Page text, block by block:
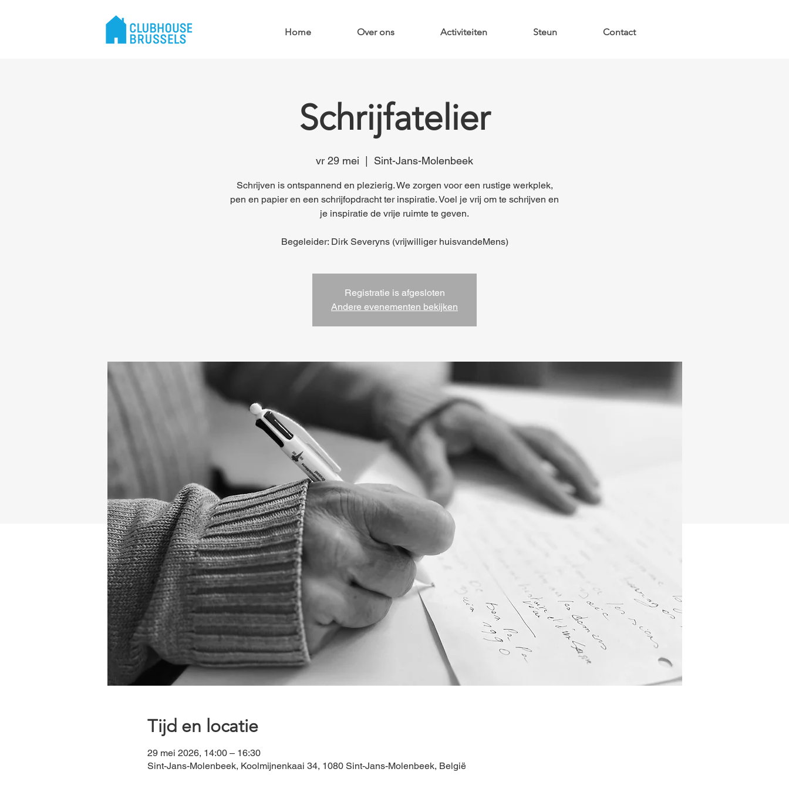
Home Over ons Activiteiten Steun Contact
Schrijfatelier
vr 29 mei Sint-Jans-Molenbeek
Schrijven is ontspannend en plezierig. We zorgen voor een rustige werkplek,
pen en papier en een schrijfopdracht ter inspiratie. Voel je vrij om te schrijven en
je inspiratie de vrije ruimte te geven.
Begeleider: Dirk Severyns (vrijwilliger huisvandeMens)
Registratie is afgesloten
Andere evenementen bekijken
Tijd en locatie
29 mei 2026, 14:00 – 16:30
Sint-Jans-Molenbeek, Koolmijnenkaai 34, 1080 Sint-Jans-Molenbeek, België